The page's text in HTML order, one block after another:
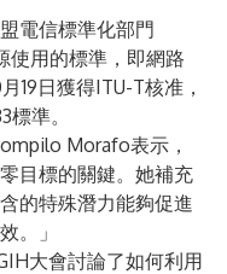
電信標準化部門
使用的標準，即網路
19日獲得ITU-T核准，
準。
Morafo表示，
目標的關鍵。她補充
的特殊潛力能夠促進
。」
大會討論了如何利用